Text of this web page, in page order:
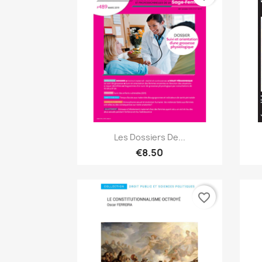
Quick view
Les Dossiers De...
€8.50
favorite_border